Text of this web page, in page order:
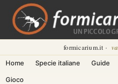
formicarium.it ·
Home Specie italiane Guide
Gioco